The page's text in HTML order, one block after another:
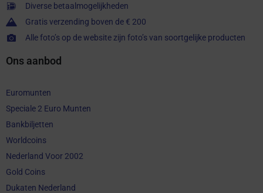
Diverse betaalmogelijkheden
Gratis verzending boven de € 200
Alle foto’s op de website zijn foto’s van soortgelijke producten
Ons aanbod
Euromunten
Speciale 2 Euro Munten
Bankbiljetten
Worldcoins
Nederland Voor 2002
Gold Coins
Dukaten Nederland